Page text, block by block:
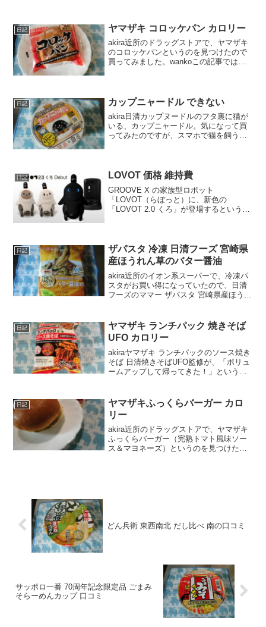
日記 ヤマザキ コロッケパン カロリー
akira近所のドラッグストアで、ヤマザキ
のコロッケパンというのを見つけたので
買ってみました。wankoこの記事では、
らやっぱり楽天...
日記 カップニャードル できない
akira日清カップヌードルのフタ裏に猫が
いる、カップニャードル。気になって買
ってみたのですが、スマホで猫を飼うこ
（Android...
日記 LOVOT 価格 維持費
GROOVE X の家族型ロボット
「LOVOT（らぼっと）に、新色の
「LOVOT 2.0 くろ」が登場するというニ
ついて紹介するよ！
日記
ザパスタ 冷凍 日清フーズ 宮崎県
産ほうれん草のバター醤油
akira近所のイオン系スーパーで、冷凍パ
スタがお買い得になっていたので、日清
フーズのママー ザパスタ 宮崎県産ほうれ
フーズ ママー ザパスタ 宮崎県産ほうれ
ん草...
日記
ヤマザキ ランチパック 焼きそば
UFO カロリー
akiraヤマザキ ランチパックのソース焼き
そば 日清焼きそばUFO監修が、「ボリュ
ームアップして帰ってきた！」というの
ュームアップして帰ってきた！ヤマザキ
ランチ...
日記
ヤマザキふっくらバーガー カロ
リー
akira近所のドラッグストアで、ヤマザキ
ふっくらバーガー（完熟トマト風味ソー
ス＆マヨネーズ）というのを見つけたの
どん兵衛 東西南北 だし比べ 南の口コミ
サッポロ一番 70周年記念限定品 ごまみ
そらーめんカップ 口コミ